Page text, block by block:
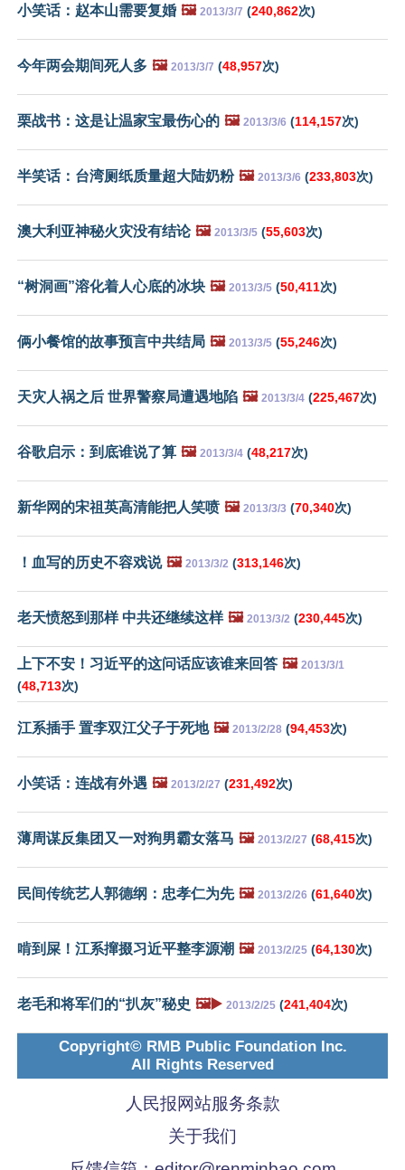
小笑话：赵本山需要复婚 🖼️ 2013/3/7 (240,862次)
今年两会期间死人多 🖼️ 2013/3/7 (48,957次)
栗战书：这是让温家宝最伤心的 🖼️ 2013/3/6 (114,157次)
半笑话：台湾厕纸质量超大陆奶粉 🖼️ 2013/3/6 (233,803次)
澳大利亚神秘火灾没有结论 🖼️ 2013/3/5 (55,603次)
“树洞画”溶化着人心底的冰块 🖼️ 2013/3/5 (50,411次)
俩小餐馆的故事预言中共结局 🖼️ 2013/3/5 (55,246次)
天灾人祸之后 世界警察局遭遇地陷 🖼️ 2013/3/4 (225,467次)
谷歌启示：到底谁说了算 🖼️ 2013/3/4 (48,217次)
新华网的宋祖英高清能把人笑喷 🖼️ 2013/3/3 (70,340次)
！血写的历史不容戏说 🖼️ 2013/3/2 (313,146次)
老天愤怒到那样 中共还继续这样 🖼️ 2013/3/2 (230,445次)
上下不安！习近平的这问话应该谁来回答 🖼️ 2013/3/1
(48,713次)
江系插手 置李双江父子于死地 🖼️ 2013/2/28 (94,453次)
小笑话：连战有外遇 🖼️ 2013/2/27 (231,492次)
薄周谋反集团又一对狗男霸女落马 🖼️ 2013/2/27 (68,415次)
民间传统艺人郭德纲：忠孝仁为先 🖼️ 2013/2/26 (61,640次)
啃到屎！江系撺掇习近平整李源潮 🖼️ 2013/2/25 (64,130次)
老毛和将军们的“扒灰”秘史 🖼️▶️ 2013/2/25 (241,404次)
Copyright© RMB Public Foundation Inc.
All Rights Reserved
人民报网站服务条款
关于我们